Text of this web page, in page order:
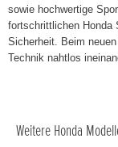
sowie hochwertige
fortschrittlichen Honda
Sicherheit. Beim
Technik nahtlos
Weitere Honda